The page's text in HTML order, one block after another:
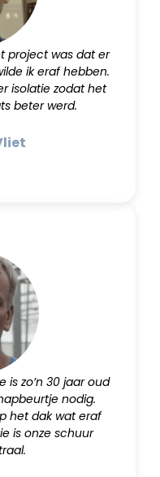
project was dat er
ik eraf hebben.
isolatie zodat het
beter werd.
zo’n 30 jaar oud
nodig.
het dak wat eraf
is onze schuur